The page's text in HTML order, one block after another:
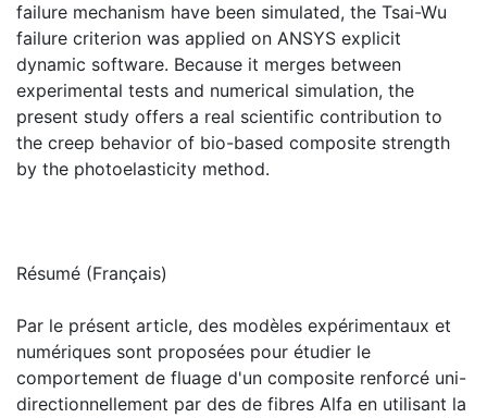
failure mechanism have been simulated, the Tsai-Wu
failure criterion was applied on ANSYS explicit
dynamic software. Because it merges between
experimental tests and numerical simulation, the
present study offers a real scientific contribution to
the creep behavior of bio-based composite strength
by the photoelasticity method.
Résumé (Français)
Par le présent article, des modèles expérimentaux et
numériques sont proposées pour étudier le
comportement de fluage d'un composite renforcé uni-
directionnellement par des de fibres Alfa en utilisant la